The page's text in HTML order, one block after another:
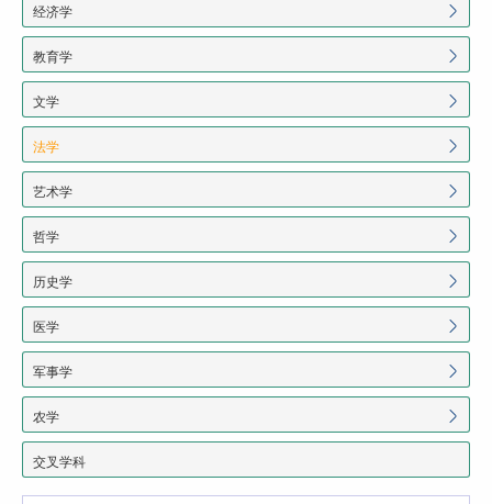
经济学
教育学
文学
法学
艺术学
哲学
历史学
医学
军事学
农学
交叉学科